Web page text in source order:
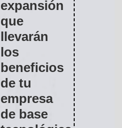
expansión
que
llevarán
los
beneficios
de tu
empresa
de base